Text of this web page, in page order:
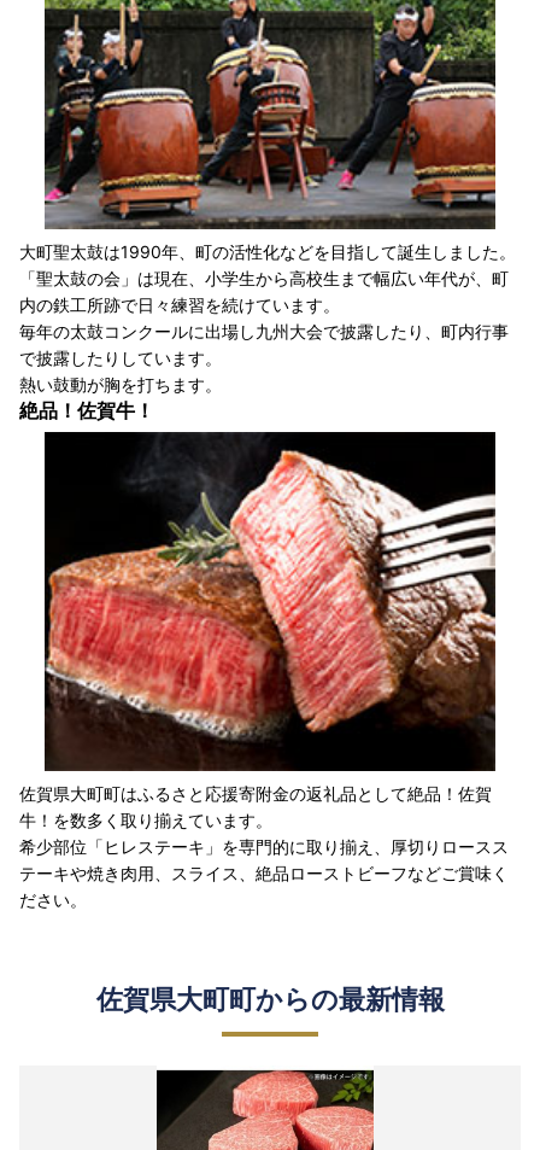
大町聖太鼓は1990年、町の活性化などを目指して誕生しました。
「聖太鼓の会」は現在、小学生から高校生まで幅広い年代が、町
内の鉄工所跡で日々練習を続けています。
毎年の太鼓コンクールに出場し九州大会で披露したり、町内行事
で披露したりしています。
熱い鼓動が胸を打ちます。
絶品！佐賀牛！
佐賀県大町町はふるさと応援寄附金の返礼品として絶品！佐賀
牛！を数多く取り揃えています。
希少部位「ヒレステーキ」を専門的に取り揃え、厚切りロースス
テーキや焼き肉用、スライス、絶品ローストビーフなどご賞味く
ださい。
佐賀県大町町からの最新情報